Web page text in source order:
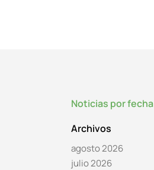
Noticias por fecha
Archivos
agosto 2026
julio 2026